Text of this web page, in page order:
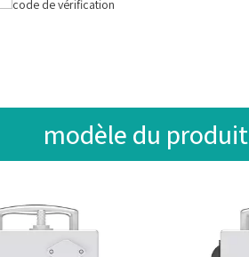
modèle du produit